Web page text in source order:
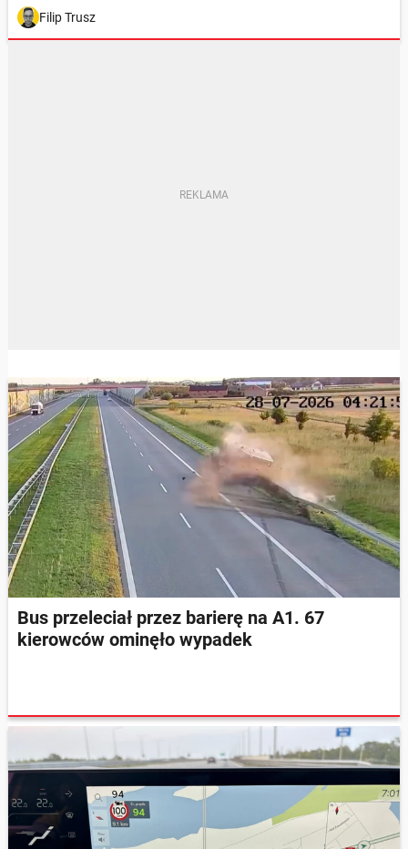
Filip Trusz
Bus przeleciał przez barierę na A1. 67
kierowców ominęło wypadek